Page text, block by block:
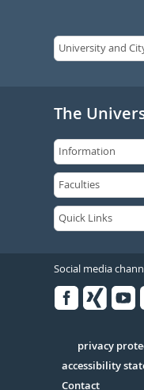
The
Social media
Serivce
privacy
accessibility
Contact